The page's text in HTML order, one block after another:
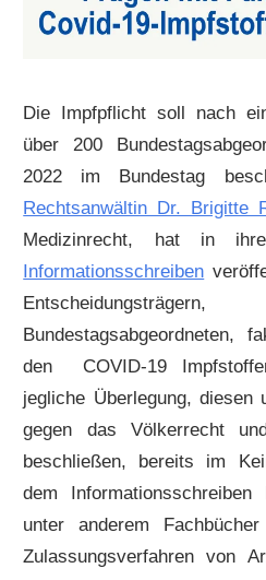
Die Impfpflicht soll nach
über 200
2022 im Bundestag
Rechtsanwältin Dr. Brigitte
Medizinrecht, hat in
Informationsschreiben
Bundestagsabgeordneten,
den COVID-19
jegliche Überlegung, diesen
gegen das Völkerrecht
beschließen, bereits im
dem
unter anderem
Zulassungsverfahren von